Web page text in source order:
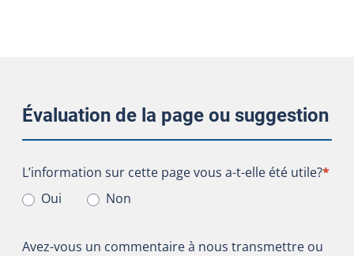
Évaluation de la page ou suggestion
L’information sur cette page vous a-t-elle été utile?
L’information sur cette page vous a-t-elle été utile?*
Oui
Non
Avez-vous un commentaire à nous transmettre ou